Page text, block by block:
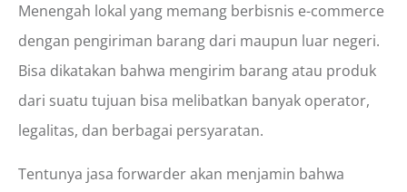
Menengah lokal yang memang berbisnis e-commerce
dengan pengiriman barang dari maupun luar negeri.
Bisa dikatakan bahwa mengirim barang atau produk
dari suatu tujuan bisa melibatkan banyak operator,
legalitas, dan berbagai persyaratan.
Tentunya jasa forwarder akan menjamin bahwa